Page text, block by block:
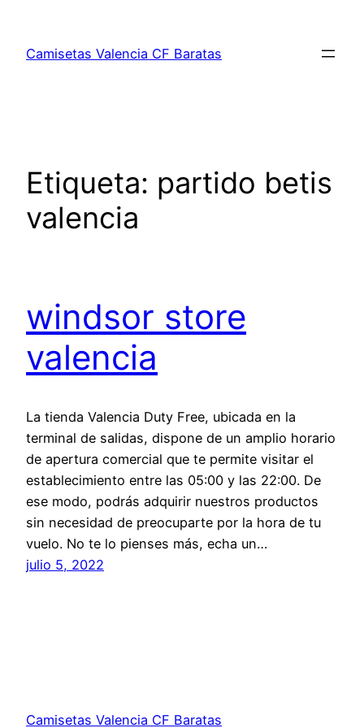
contenido
Camisetas Valencia CF Baratas
Etiqueta: partido betis
valencia
windsor store
valencia
La tienda Valencia Duty Free, ubicada en la
terminal de salidas, dispone de un amplio horario
de apertura comercial que te permite visitar el
establecimiento entre las 05:00 y las 22:00. De
ese modo, podrás adquirir nuestros productos
sin necesidad de preocuparte por la hora de tu
vuelo. No te lo pienses más, echa un…
julio 5, 2022
Camisetas Valencia CF Baratas